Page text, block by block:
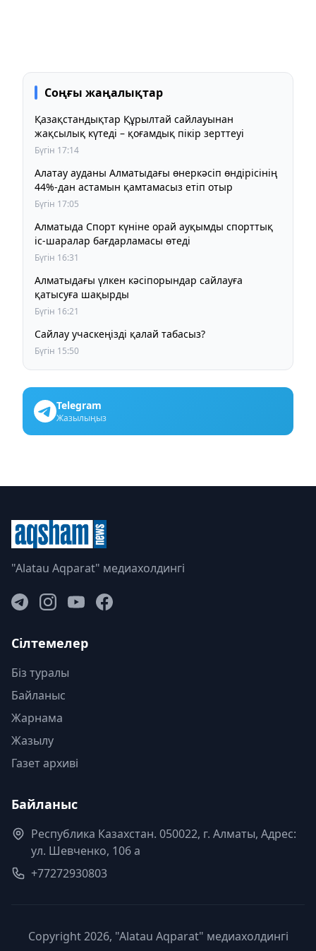
Соңғы жаңалықтар
Қазақстандықтар Құрылтай сайлауынан
жақсылық күтеді – қоғамдық пікір зерттеуі
Бүгін 17:14
Алатау ауданы Алматыдағы өнеркәсіп өндірісінің
44%-дан астамын қамтамасыз етіп отыр
Бүгін 17:05
Алматыда Спорт күніне орай ауқымды спорттық
іс-шаралар бағдарламасы өтеді
Бүгін 16:31
Алматыдағы үлкен кәсіпорындар сайлауға
қатысуға шақырды
Бүгін 16:21
Сайлау учаскеңізді қалай табасыз?
Бүгін 15:50
Telegram
Жазылыңыз
"Alatau Aqparat" медиахолдингі
Сілтемелер
Біз туралы
Байланыс
Жарнама
Жазылу
Газет архиві
Байланыс
Республика Казахстан. 050022, г. Алматы, Адрес:
ул. Шевченко, 106 а
+77272930803
Copyright 2026, "Alatau Aqparat" медиахолдингі